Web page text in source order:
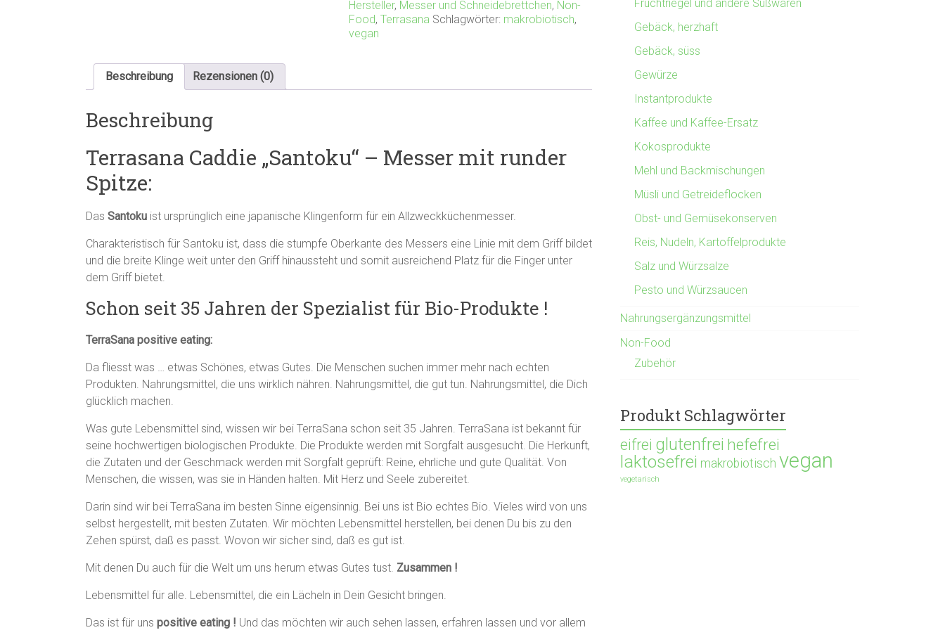
Hersteller, Messer und Schneidebrettchen, Non-
Food,Terrasana Schlagwörter: makrobiotisch,
vegan
Beschreibung Rezensionen (0)
Beschreibung
Terrasana Caddie „Santoku“ – Messer mit runder
Spitze:
Das Santoku ist ursprünglich eine japanische Klingenform für ein Allzweckküchenmesser.
Charakteristisch für Santoku ist, dass die stumpfe Oberkante des Messers eine Linie mit dem Griff bildet
und die breite Klinge weit unter den Griff hinaussteht und somit ausreichend Platz für die Finger unter
dem Griff bietet.
Schon seit 35 Jahren der Spezialist für Bio-Produkte !
TerraSana positive eating:
Da fliesst was … etwas Schönes, etwas Gutes. Die Menschen suchen immer mehr nach echten
Produkten. Nahrungsmittel, die uns wirklich nähren. Nahrungsmittel, die gut tun. Nahrungsmittel, die Dich
glücklich machen.
Was gute Lebensmittel sind, wissen wir bei TerraSana schon seit 35 Jahren. TerraSana ist bekannt für
seine hochwertigen biologischen Produkte. Die Produkte werden mit Sorgfalt ausgesucht. Die Herkunft,
die Zutaten und der Geschmack werden mit Sorgfalt geprüft: Reine, ehrliche und gute Qualität. Von
Menschen, die wissen, was sie in Händen halten. Mit Herz und Seele zubereitet.
Darin sind wir bei TerraSana im besten Sinne eigensinnig. Bei uns ist Bio echtes Bio. Vieles wird von uns
selbst hergestellt, mit besten Zutaten. Wir möchten Lebensmittel herstellen, bei denen Du bis zu den
Zehen spürst, daß es passt. Wovon wir sicher sind, daß es gut ist.
Mit denen Du auch für die Welt um uns herum etwas Gutes tust. Zusammen !
Lebensmittel für alle. Lebensmittel, die ein Lächeln in Dein Gesicht bringen.
Das ist für uns positive eating ! Und das möchten wir auch sehen lassen, erfahren lassen und vor allem
Fruchtriegel und andere Süßwaren
Gebäck, herzhaft
Gebäck, süss
Gewürze
Instantprodukte
Kaffee und Kaffee-Ersatz
Kokosprodukte
Mehl und Backmischungen
Müsli und Getreideflocken
Obst- und Gemüsekonserven
Reis, Nudeln, Kartoffelprodukte
Salz und Würzsalze
Pesto und Würzsaucen
Nahrungsergänzungsmittel
Non-Food
Zubehör
Produkt Schlagwörter
eifrei glutenfrei hefefrei
laktosefrei makrobiotisch vegan
vegetarisch